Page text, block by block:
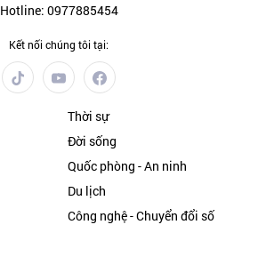
Hotline: 0977885454
Kết nối chúng tôi tại:
Thời sự
Đời sống
Quốc phòng - An ninh
Du lịch
Công nghệ - Chuyển đổi số